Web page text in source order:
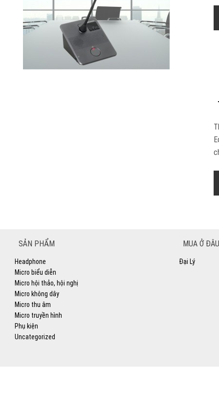
SẢN PHẨM
Headphone
Micro biểu diễn
Micro hội thảo, hội nghị
Micro không dây
Micro thu âm
Micro truyền hình
Phụ kiện
Uncategorized
MUA Ở
Đại Lý